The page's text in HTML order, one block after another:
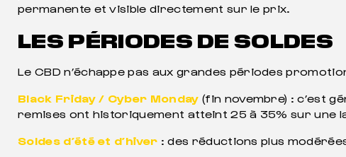
permanente et visible directement sur le prix.
LES PÉRIODES DE SOLDES
Le CBD n’échappe pas aux grandes périodes
Black Friday / Cyber Monday (fin novembre) : c’est
remises ont historiquement atteint 25 à 35% sur une
Soldes d’été et d’hiver : des réductions plus